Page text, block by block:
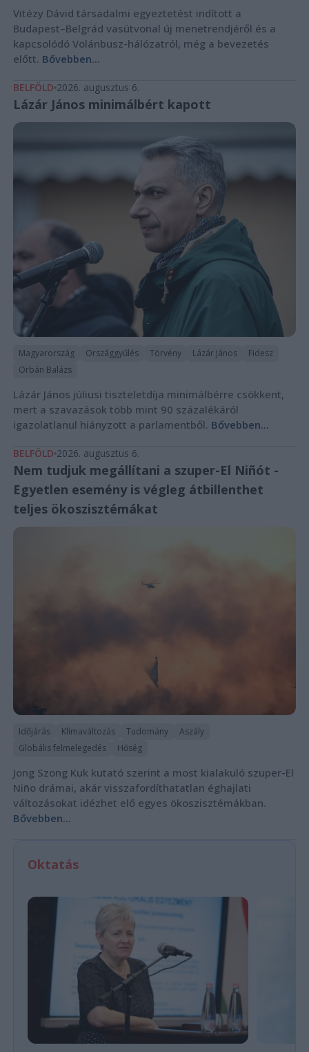
Vitézy Dávid társadalmi egyeztetést indított a
Budapest–Belgrád vasútvonal új menetrendjéről és a
kapcsolódó Volánbusz-hálózatról, még a bevezetés
előtt. Bővebben...
BELFÖLD 2026. augusztus 6.
Lázár János minimálbért kapott
Magyarország Országgyűlés Törvény Lázár János
Fidesz
Orbán Balázs
Lázár János júliusi tiszteletdíja minimálbérre csökkent,
mert a szavazások több mint 90 százalékáról
igazolatlanul hiányzott a parlamentből. Bővebben...
BELFÖLD 2026. augusztus 6.
Nem tudjuk megállítani a szuper-El Niñót -
Egyetlen esemény is végleg átbillenthet
teljes ökoszisztémákat
Időjárás Klímaváltozás Tudomány
Aszály
Globális felmelegedés
Hőség
Jong Szong Kuk kutató szerint a most kialakuló szuper-El
Niño drámai, akár visszafordíthatatlan éghajlati
változásokat idézhet elő egyes ökoszisztémákban.
Bővebben...
Oktatás